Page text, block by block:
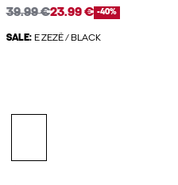
39.99 €23.99 € -40%
SALE: E ZEZË / BLACK